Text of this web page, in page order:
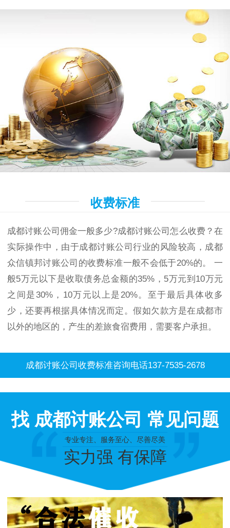
收费标准
成都讨账公司佣金一般多少?成都讨账公司怎么收费？在
实际操作中，由于成都讨账公司行业的风险较高，成都
众信镇邦讨账公司的收费标准一般不会低于20%的。 一
般5万元以下是收取债务总金额的35%，5万元到10万元
之间是30%，10万元以上是20%。至于最后具体收多
少，还要再根据具体情况而定。假如欠款方是在成都市
以外的地区的，产生的差旅食宿费用，需要客户承担。
成都讨账公司收费标准咨询电话137-7535-2678
找 成都讨账公司 常见问题
专业专注、服务至心、尽善尽美
实力强 有保障